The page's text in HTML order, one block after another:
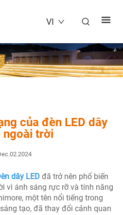
VI
của đèn LED dây
ngoài trời
dây LED đã trở nên phổ biến
vì ánh sáng rực rỡ và tính năng
một tên nổi tiếng trong
tạo, đã thay đổi cảnh quan